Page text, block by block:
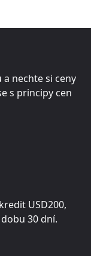
nechte si ceny
s principy cen
USD200,
30 dní.